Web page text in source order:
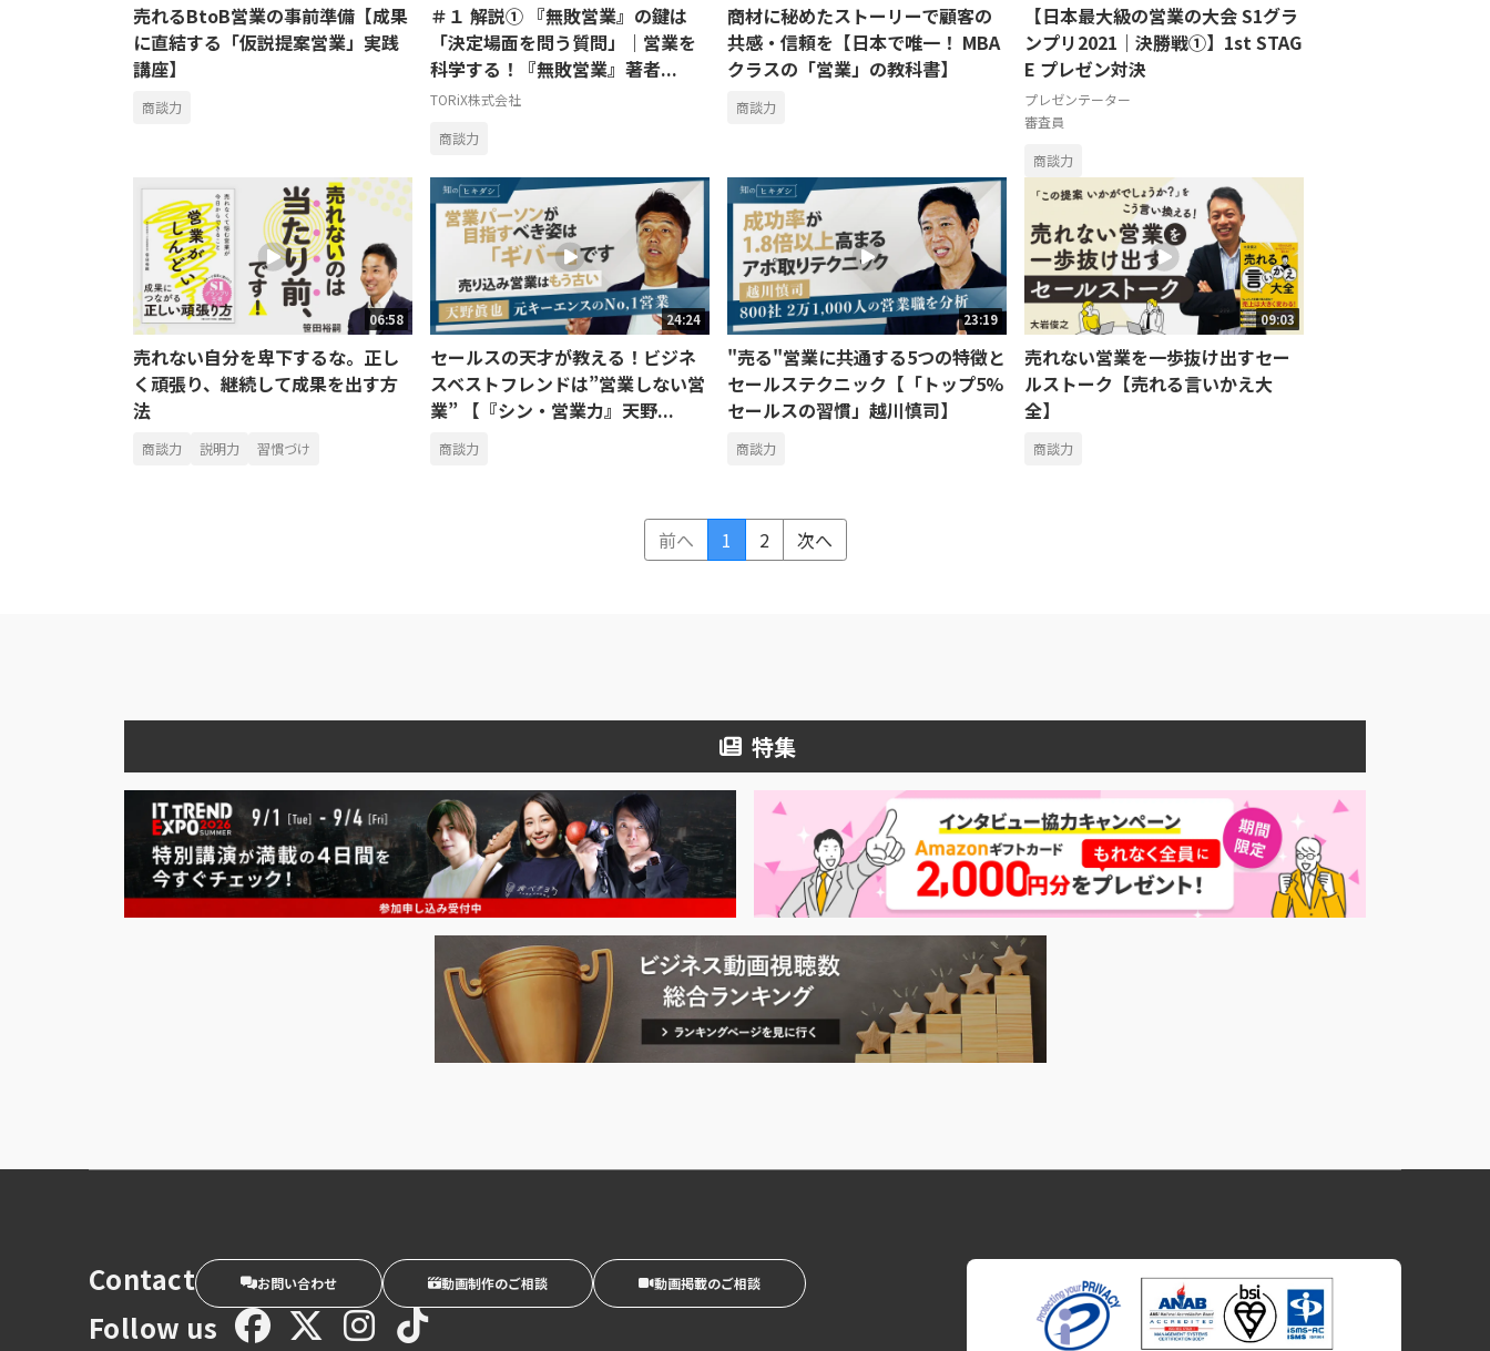
売れるBtoB営業の事前準備【成果
に直結する「仮説提案営業」実践
講座】
商談力
＃１ 解説① 『無敗営業』の鍵は
「決定場面を問う質問」｜営業を
科学する！『無敗営業』著者...
TORiX株式会社
商談力
商材に秘めたストーリーで顧客の
共感・信頼を【日本で唯一！ MBA
クラスの「営業」の教科書】
商談力
【日本最大級の営業の大会 S1グラ
ンプリ2021｜決勝戦①】1st STAG
E プレゼン対決
プレゼンテーター
審査員
商談力
06:58
売れない自分を卑下するな。正し
く頑張り、継続して成果を出す方
法
商談力 説明力 習慣づけ
24:24
セールスの天才が教える！ビジネ
スベストフレンドは”営業しない営
業” 【『シン・営業力』天野...
商談力
23:19
"売る"営業に共通する5つの特徴と
セールステクニック【「トップ5%
セールスの習慣」越川慎司】
商談力
09:03
売れない営業を一歩抜け出すセー
ルストーク【売れる言いかえ大
全】
商談力
前へ 1 2 次へ
特集
Contact お問い合わせ 動画制作のご相談 動画掲載のご相談
Follow us